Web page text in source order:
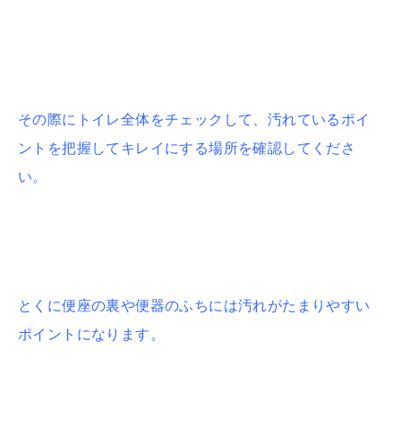
その際にトイレ全体をチェックして、汚れているポイ
ントを把握してキレイにする場所を確認してくださ
い。
とくに便座の裏や便器のふちには汚れがたまりやすい
ポイントになります。